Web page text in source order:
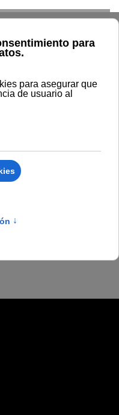
y publicaciones
para todos los públicos